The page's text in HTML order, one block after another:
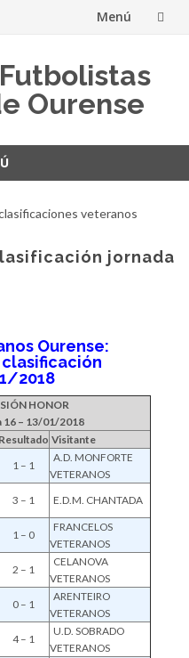
Menú
jornada
Ourense:
2018
HONOR
16 – 13/01/2018
Resultado Visitante
1 – 1
A.D. MONFORTE
VETERANOS
3 – 1
E.D.M. CHANTADA
1 – 0
FRANCELOS
VETERANOS
2 – 1
CELANOVA
VETERANOS
0 – 1
ARENTEIRO
VETERANOS
4 – 1
U.D. SOBRADO
VETERANOS